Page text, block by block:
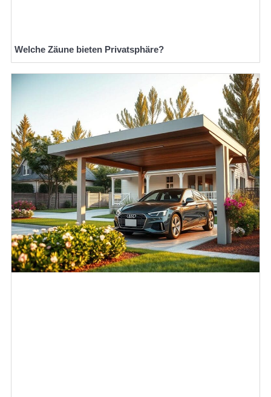
Welche Zäune bieten Privatsphäre?